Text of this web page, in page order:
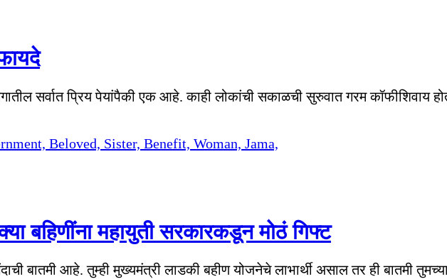
सर्वात प्रिय पेयांपैकी एक आहे. काही लोकांची सकाळची सुरुवात गरम कॉफीशिवाय
बहिणींना महायुती सरकारकडून मोठं गिफ्ट
बातमी आहे. तुम्ही मुख्यमंत्री लाडकी बहीण योजनेचे लाभार्थी असाल तर ही बातमी